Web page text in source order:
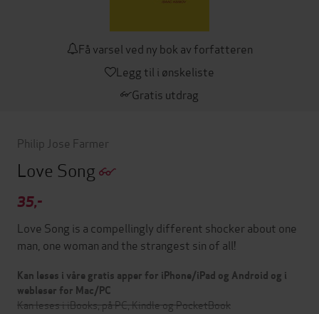
Få varsel ved ny bok av forfatteren
Legg til i ønskeliste
Gratis utdrag
Philip Jose Farmer
Love Song
35,-
Love Song is a compellingly different shocker about one
man, one woman and the strangest sin of all!
Kan leses i våre gratis apper for iPhone/iPad og Android og i
webleser for Mac/PC
Kan leses i iBooks, på PC, Kindle og PocketBook